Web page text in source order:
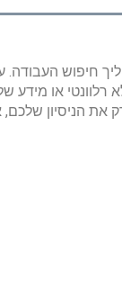
חיפוש העבודה.
רלוונטי או מידע
רק את הניסיון